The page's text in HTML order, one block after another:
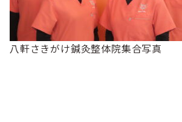
八軒さきがけ鍼灸整体院集合写真